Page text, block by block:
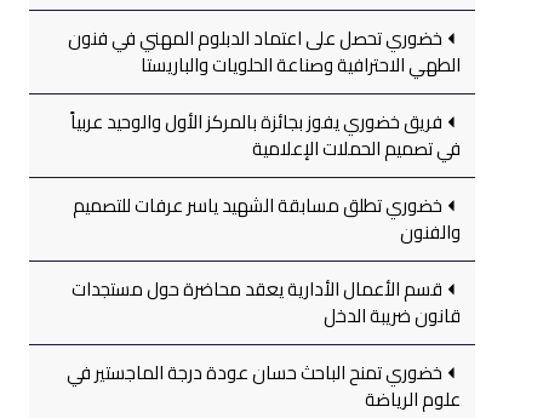
خضوري تحصل على اعتماد الدبلوم المهني في فنون
الطهي الاحترافية وصناعة الحلويات والباريستا
فريق خضوري يفوز بجائزة بالمركز الأول والوحيد عربياً
في تصميم الحملات الإعلامية
خضوري تطلق مسابقة الشهيد ياسر عرفات للتصميم
والفنون
قسم الأعمال الأدارية يعقد محاضرة حول مستجدات
قانون ضريبة الدخل
خضوري تمنح الباحث حسان عودة درجة الماجستير في
علوم الرياضة